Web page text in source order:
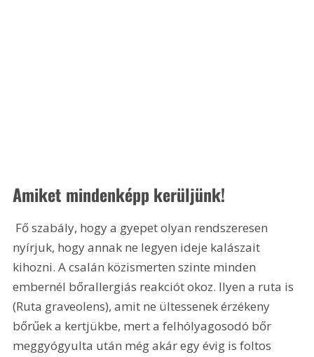
Amiket mindenképp kerüljünk!
nyírjuk, hogy annak ne legyen ideje kalászait
kihozni. A csalán közismerten szinte minden
embernél bőrallergiás reakciót okoz. Ilyen a ruta is
(Ruta graveolens), amit ne ültessenek érzékeny
bőrűek a kertjükbe, mert a felhólyagosodó bőr
meggyógyulta után még akár egy évig is foltos